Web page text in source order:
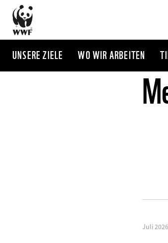
Direkt
zum
Inhalt
UNSERE ZIELE WO WIR ARBEITEN
Juli 2026